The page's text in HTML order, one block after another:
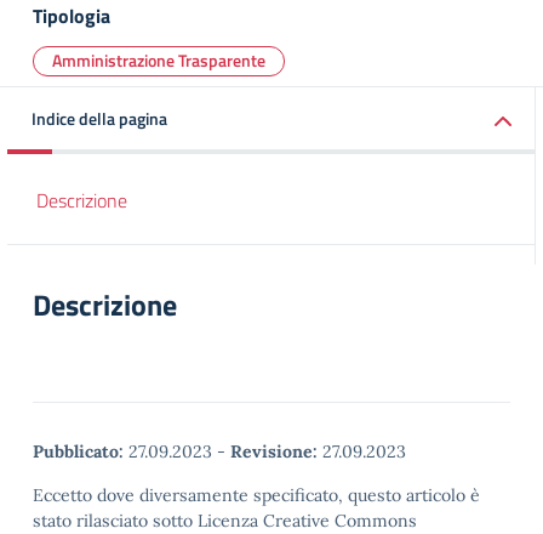
Tipologia
Amministrazione Trasparente
Indice della pagina
Descrizione
Descrizione
Pubblicato: 27.09.2023 - Revisione: 27.09.2023
Eccetto dove diversamente specificato, questo articolo è
stato rilasciato sotto Licenza Creative Commons